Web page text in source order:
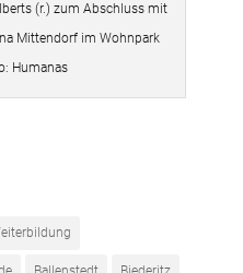
(r.) zum Abschluss mit
Mittendorf im Wohnpark
Humanas